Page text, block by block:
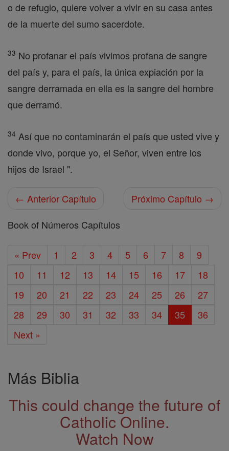
o de refugio, quiere volver a vivir en su casa antes
de la muerte del sumo sacerdote.
33 No profanar el país vivimos profana de sangre
del país y, para el país, la única expiación por la
sangre derramada en ella es la sangre del hombre
que derramó.
34 Así que no contaminarán el país que usted vive y
donde vivo, porque yo, el Señor, viven entre los
hijos de Israel ".
← Anterior Capítulo
Próximo Capítulo →
Book of Números Capítulos
« Prev 1 2 3 4 5 6 7 8
9
10
11 12 13 14 15 16 17
18
19
20 21 22 23 24 25 26
27
28
29 30 31 32 33 34 35
36
Next »
Más Biblia
This could change the future of
Catholic Online.
Watch Now